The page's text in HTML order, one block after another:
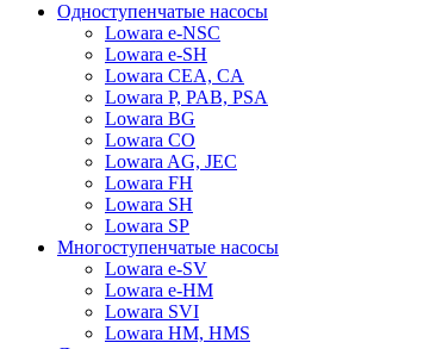
Одноступенчатые насосы
Lowara e-NSC
Lowara e-SH
Lowara CEA, CA
Lowara P, PAB, PSA
Lowara BG
Lowara CO
Lowara AG, JEC
Lowara FH
Lowara SH
Lowara SP
Многоступенчатые насосы
Lowara e-SV
Lowara e-HM
Lowara SVI
Lowara HM, HMS